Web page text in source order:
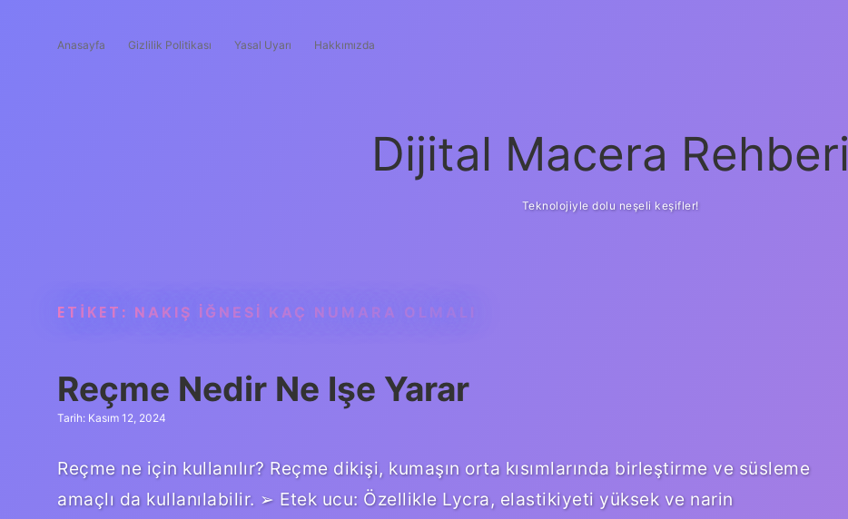
Anasayfa Gizlilik Politikası Yasal Uyarı Hakkımızda
Dijital Macera Rehberi
Teknolojiyle dolu neşeli keşifler!
ETIKET: NAKIŞ IĞNESI KAÇ NUMARA OLMALI
Reçme Nedir Ne Işe Yarar
Tarih: Kasım 12, 2024
Reçme ne için kullanılır? Reçme dikişi, kumaşın orta kısımlarında birleştirme ve süsleme
amaçlı da kullanılabilir. ➢ Etek ucu: Özellikle Lycra, elastikiyeti yüksek ve narin